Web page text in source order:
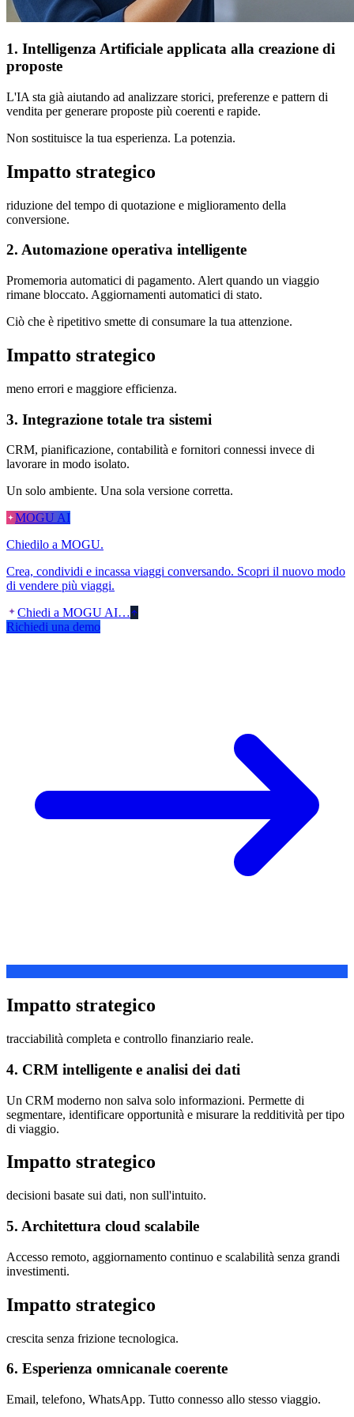
1. Intelligenza Artificiale applicata alla creazione di
proposte
L'IA sta già aiutando ad analizzare storici, preferenze e pattern di
vendita per generare proposte più coerenti e rapide.
Non sostituisce la tua esperienza. La potenzia.
Impatto strategico
riduzione del tempo di quotazione e miglioramento della
conversione.
2. Automazione operativa intelligente
Promemoria automatici di pagamento. Alert quando un viaggio
rimane bloccato. Aggiornamenti automatici di stato.
Ciò che è ripetitivo smette di consumare la tua attenzione.
Impatto strategico
meno errori e maggiore efficienza.
3. Integrazione totale tra sistemi
CRM, pianificazione, contabilità e fornitori connessi invece di
lavorare in modo isolato.
Un solo ambiente. Una sola versione corretta.
MOGU AI
Chiedilo a MOGU.
Crea, condividi e incassa viaggi conversando. Scopri il nuovo modo
di vendere più viaggi.
Chiedi a MOGU AI…
Richiedi una demo
Impatto strategico
tracciabilità completa e controllo finanziario reale.
4. CRM intelligente e analisi dei dati
Un CRM moderno non salva solo informazioni. Permette di
segmentare, identificare opportunità e misurare la redditività per tipo
di viaggio.
Impatto strategico
decisioni basate sui dati, non sull'intuito.
5. Architettura cloud scalabile
Accesso remoto, aggiornamento continuo e scalabilità senza grandi
investimenti.
Impatto strategico
crescita senza frizione tecnologica.
6. Esperienza omnicanale coerente
Email, telefono, WhatsApp. Tutto connesso allo stesso viaggio.